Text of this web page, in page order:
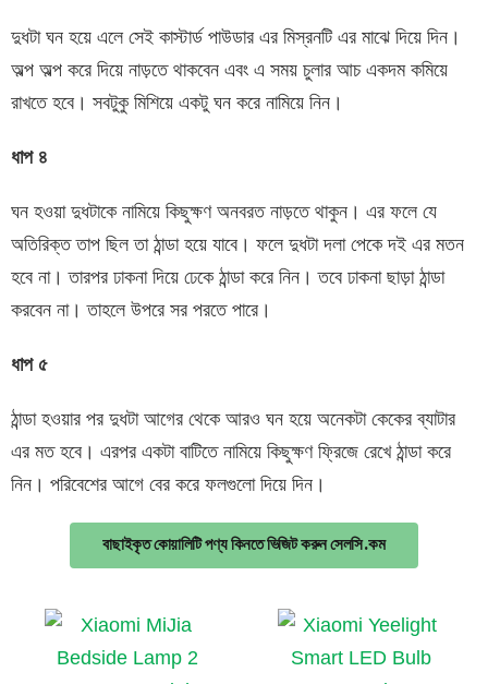
দুধটা ঘন হয়ে এলে সেই কাস্টার্ড পাউডার এর মিস্রনটি এর মাঝে দিয়ে দিন।
অল্প অল্প করে দিয়ে নাড়তে থাকবেন এবং এ সময় চুলার আচ একদম কমিয়ে
রাখতে হবে। সবটুকু মিশিয়ে একটু ঘন করে নামিয়ে নিন।
ধাপ ৪
ঘন হওয়া দুধটাকে নামিয়ে কিছুক্ষণ অনবরত নাড়তে থাকুন। এর ফলে যে
অতিরিক্ত তাপ ছিল তা ঠান্ডা হয়ে যাবে। ফলে দুধটা দলা পেকে দই এর মতন
হবে না। তারপর ঢাকনা দিয়ে ঢেকে ঠান্ডা করে নিন। তবে ঢাকনা ছাড়া ঠান্ডা
করবেন না। তাহলে উপরে সর পরতে পারে।
ধাপ ৫
ঠান্ডা হওয়ার পর দুধটা আগের থেকে আরও ঘন হয়ে অনেকটা কেকের ব্যাটার
এর মত হবে। এরপর একটা বাটিতে নামিয়ে কিছুক্ষণ ফ্রিজে রেখে ঠান্ডা করে
নিন। পরিবেশের আগে বের করে ফলগুলো দিয়ে দিন।
বাছাইকৃত কোয়ালিটি পণ্য কিনতে ভিজিট করুন সেলসি.কম